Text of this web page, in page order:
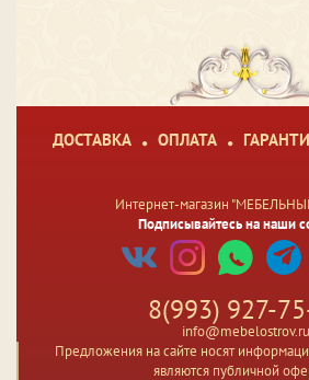
ДОСТАВКА ОПЛАТА
Интернет-магазин
Подписывайтесь на наши
8(993) 927-
info@mebelostrov.ru
Предложения на сайте носят
являются публичной